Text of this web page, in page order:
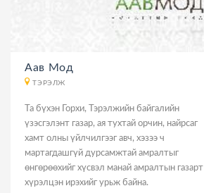
Аав Мод
ТЭРЭЛЖ
Та бүхэн Горхи, Тэрэлжийн байгалийн
үзэсгэлэнт газар, ая тухтай орчин, найрсаг
хамт олны үйлчилгээг авч, хэзээ ч
мартагдашгүй дурсамжтай амралтыг
өнгөрөөхийг хүсвэл манай амралтын газарт
хүрэлцэн ирэхийг урьж байна.